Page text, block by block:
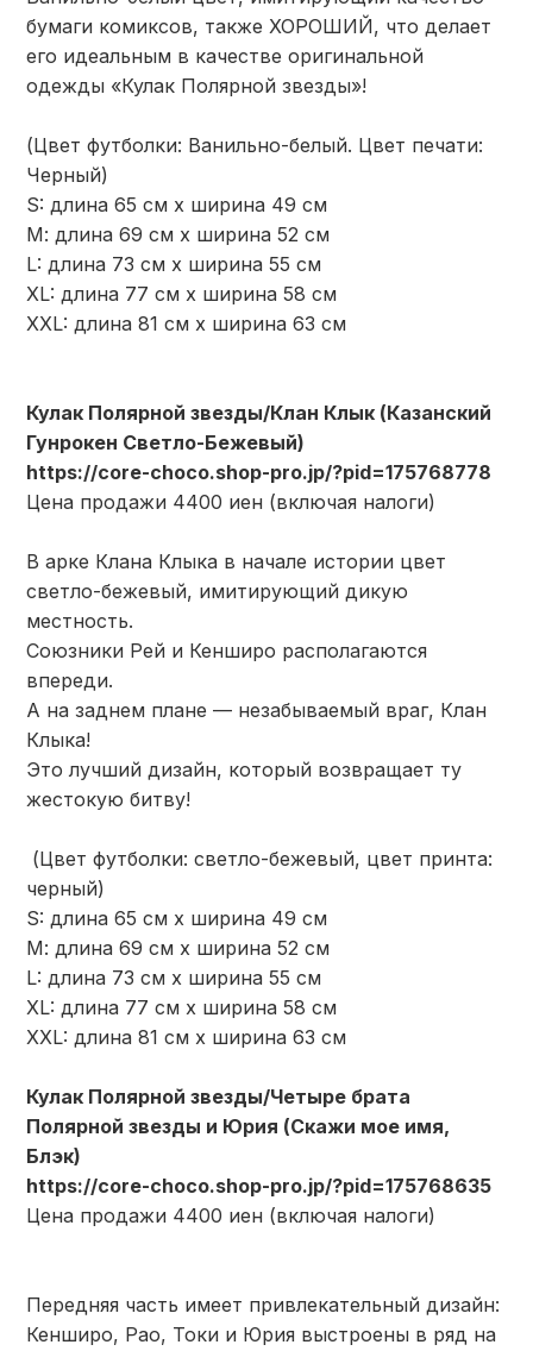
бумаги комиксов, также ХОРОШИЙ, что делает
его идеальным в качестве оригинальной
одежды «Кулак Полярной звезды»!
(Цвет футболки: Ванильно-белый. Цвет печати:
Черный)
S: длина 65 см х ширина 49 см
М: длина 69 см х ширина 52 см
L: длина 73 см х ширина 55 см
XL: длина 77 см х ширина 58 см
XXL: длина 81 см х ширина 63 см
Кулак Полярной звезды/Клан Клык (Казанский
Гунрокен Светло-Бежевый)
https://core-choco.shop-pro.jp/?pid=175768778
Цена продажи 4400 иен (включая налоги)
В арке Клана Клыка в начале истории цвет
светло-бежевый, имитирующий дикую
местность.
Союзники Рей и Кенширо располагаются
впереди.
А на заднем плане — незабываемый враг, Клан
Клыка!
Это лучший дизайн, который возвращает ту
жестокую битву!
(Цвет футболки: светло-бежевый, цвет принта:
черный)
S: длина 65 см х ширина 49 см
М: длина 69 см х ширина 52 см
L: длина 73 см х ширина 55 см
XL: длина 77 см х ширина 58 см
XXL: длина 81 см х ширина 63 см
Кулак Полярной звезды/Четыре брата
Полярной звезды и Юрия (Скажи мое имя,
Блэк)
https://core-choco.shop-pro.jp/?pid=175768635
Цена продажи 4400 иен (включая налоги)
Передняя часть имеет привлекательный дизайн:
Кенширо, Рао, Токи и Юрия выстроены в ряд на